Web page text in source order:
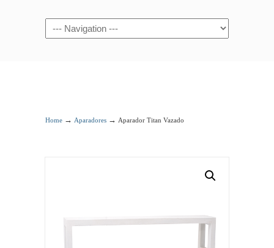
Home → Aparadores → Aparador Titan Vazado